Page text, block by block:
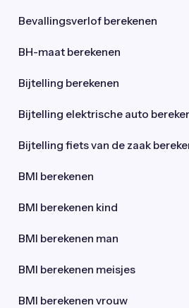
Bevallingsverlof berekenen
BH-maat berekenen
Bijtelling berekenen
Bijtelling elektrische auto
Bijtelling fiets van de zaak
BMI berekenen
BMI berekenen kind
BMI berekenen man
BMI berekenen meisjes
BMI berekenen vrouw